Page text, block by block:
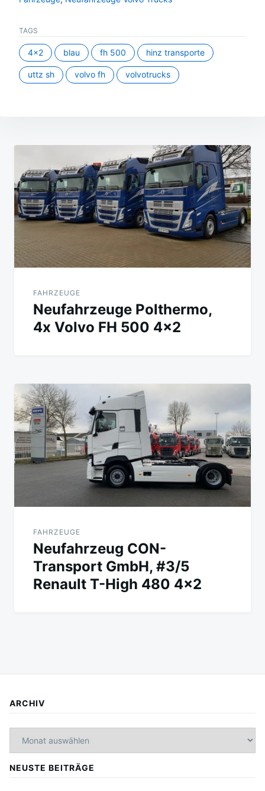
TAGS
4x2 blau fh 500 hinz transporte
uttz sh volvo fh volvotrucks
Beitragsnavigation
FAHRZEUGE
Neufahrzeuge Polthermo,
4x Volvo FH 500 4×2
FAHRZEUGE
Neufahrzeug CON-
Transport GmbH, #3/5
Renault T-High 480 4×2
ARCHIV
NEUSTE BEITRÄGE